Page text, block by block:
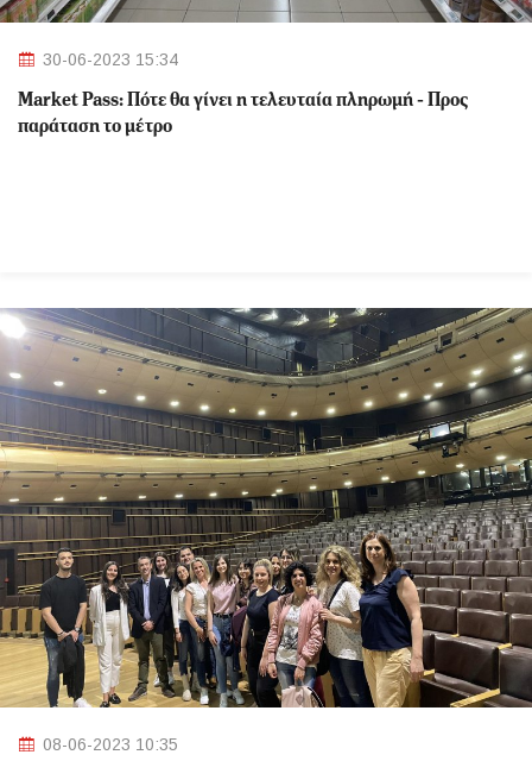
30-06-2023 15:34
Market Pass: Πότε θα γίνει η τελευταία πληρωμή - Προς
παράταση το μέτρο
08-06-2023 10:35